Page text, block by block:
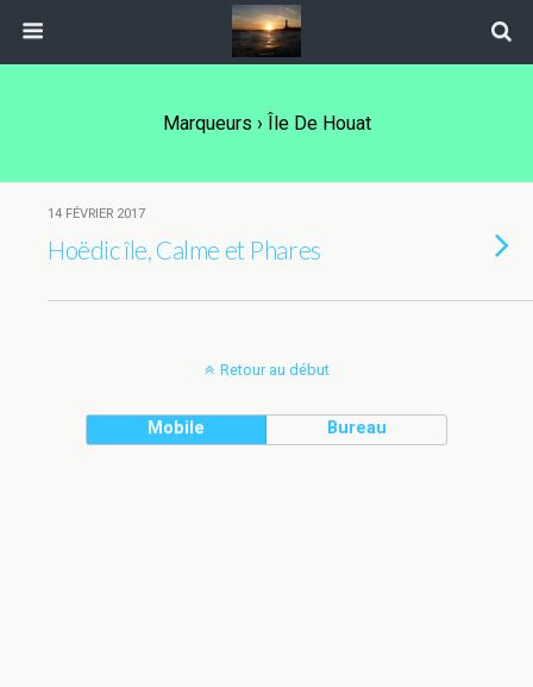
Marqueurs › Île De Houat
14 FÉVRIER 2017
Hoëdic île, Calme et Phares
Retour au début
Mobile Bureau